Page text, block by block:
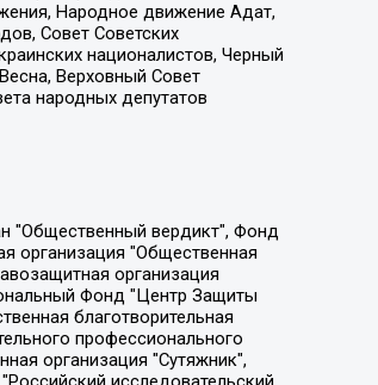
Народное движение Адат,
Совет Советских
националистов, Черный
Верховный Совет
народных депутатов
технологий и межкультурных коммуникаций "ИНТЕРРА", Маяковская Екатерина Алексеевна, Фейгин Марк Захарович, Филимонов Андрей Викторович, Дзугкоева Регина Николаевна, Доброхотов Роман Александрович, Дудь Юрий Александрович, Елкин Сергей Владимирович, Кругликов Кирилл Игоревич, Сабунаева Мария Леонидовна, Семенов Алексей Владимирович, Шаинян Карен Багратович, Шульман Екатерина Михайловна, Асафьев Артур Валерьевич, Вахштайн Виктор Семенович, Венедиктов Алексей Алексеевич, Лушникова Екатерина Евгеньевна, Волков Леонид Михайлович, Невзоров Александр Глебович, Пархоменко Сергей Борисович, Сироткин Ярослав Николаевич, Кара-Мурза Владимир Владимирович, Баранова Наталья Владимировна, Гозман Леонид Яковлевич, Кагарлицкий Борис Юльевич, Климарев Михаил Валерьевич, Милов Владимир Станиславович, Автономная некоммерческая организация Краснодарский центр современного искусства "Типография", Моргенштерн Алишер Тагирович, Соболь Любовь Эдуардовна, Общество с ограниченной ответственностью "ЛИЗА НОРМ", Каспаров Гарри Кимович, Ходорковский Михаил Борисович, Общество с ограниченной ответственностью "Апрельские тезисы", Данилович Ирина Брониславовна, Кашин Олег Владимирович, Петров Николай Владимирович, Пивоваров Алексей Владимирович, Соколов Михаил Владимирович, Цветкова Юлия Владимировна, Чичваркин Евгений Александрович, Комитет против пыток/Команда против пыток, Общество с ограниченной ответственностью "Первый научный", Общество с ограниченной ответственностью "Вертолет и ко", Белоцерковская Вероника Борисовна, Кац Максим Евгеньевич, Лазарева Татьяна Юрьевна, Шаведдинов Руслан Табризович, Яшин Илья Валерьевич, Общество с ограниченной ответственностью "Иноагент ААВ", Алешковский Дмитрий Петрович, Альбац Евгения Марковна, Быков Дмитрий Львович, Галямина Юлия Евгеньевна, Лойко Сергей Леонидович, Мартынов Кирилл Константинович, Медведев Сергей Александрович, Крашенинников Федор Геннадиевич, Гордеева Катерина Вл